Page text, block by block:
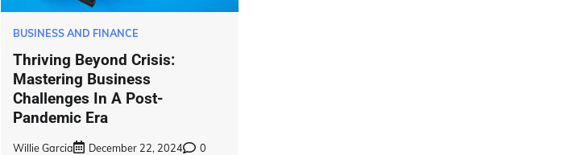
BUSINESS AND FINANCE
Thriving Beyond Crisis:
Mastering Business
Challenges In A Post-
Pandemic Era
Willie Garcia December 22, 2024 0